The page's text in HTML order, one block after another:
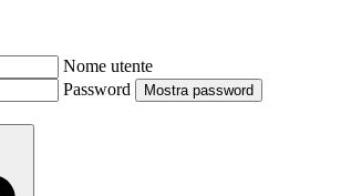
Nome utente
Password
Mostra password